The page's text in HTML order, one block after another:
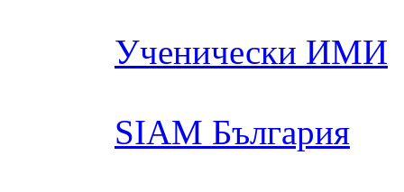
Ученически ИМИ
SIAM България